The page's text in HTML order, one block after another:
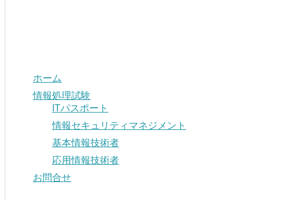
ホーム
情報処理試験
ITパスポート
情報セキュリティマネジメント
基本情報技術者
応用情報技術者
お問合せ